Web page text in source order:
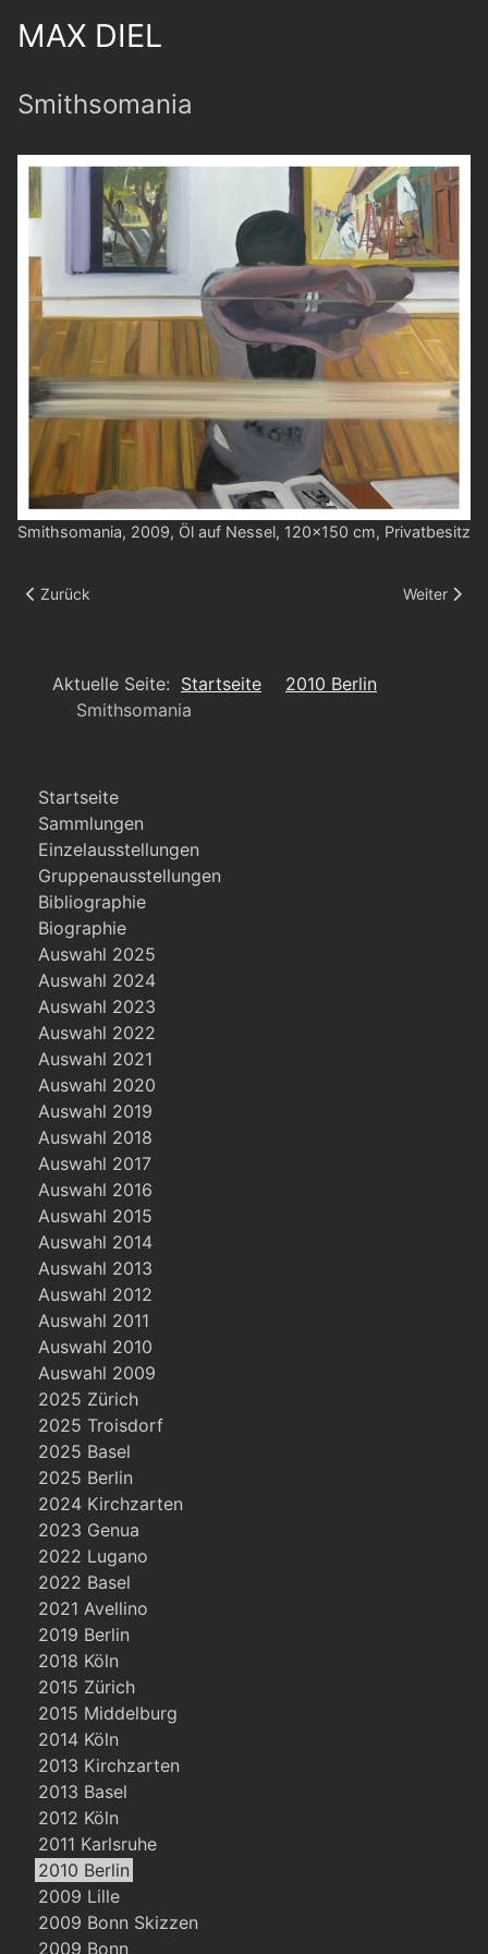
MAX DIEL
Smithsomania
Smithsomania, 2009, Öl auf Nessel, 120x150 cm, Privatbesitz
Vorheriger Beitrag: Sommer Bild
Zurück Nächster
Weiter
Aktuelle Seite: Startseite
2010 Berlin
Smithsomania
Startseite
Sammlungen
Einzelausstellungen
Gruppenausstellungen
Bibliographie
Biographie
Auswahl 2025
Auswahl 2024
Auswahl 2023
Auswahl 2022
Auswahl 2021
Auswahl 2020
Auswahl 2019
Auswahl 2018
Auswahl 2017
Auswahl 2016
Auswahl 2015
Auswahl 2014
Auswahl 2013
Auswahl 2012
Auswahl 2011
Auswahl 2010
Auswahl 2009
2025 Zürich
2025 Troisdorf
2025 Basel
2025 Berlin
2024 Kirchzarten
2023 Genua
2022 Lugano
2022 Basel
2021 Avellino
2019 Berlin
2018 Köln
2015 Zürich
2015 Middelburg
2014 Köln
2013 Kirchzarten
2013 Basel
2012 Köln
2011 Karlsruhe
2010 Berlin
2009 Lille
2009 Bonn Skizzen
2009 Bonn